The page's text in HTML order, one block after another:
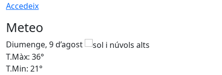
Accedeix
Meteo
Diumenge, 9 d’agost
T.Màx: 36°
T.Min: 21°